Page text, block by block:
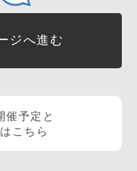
ジへ進む
催予定と
こちら